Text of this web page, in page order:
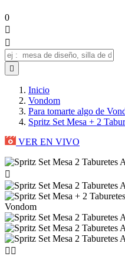
0



Inicio
Vondom
Para tomarte algo de
Spritz Set Mesa + 2
VER EN VIVO

 